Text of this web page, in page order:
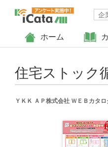
ホーム
住宅ストック
ＹＫＫ ＡＰ株式会社 ＷＥＢカタロ